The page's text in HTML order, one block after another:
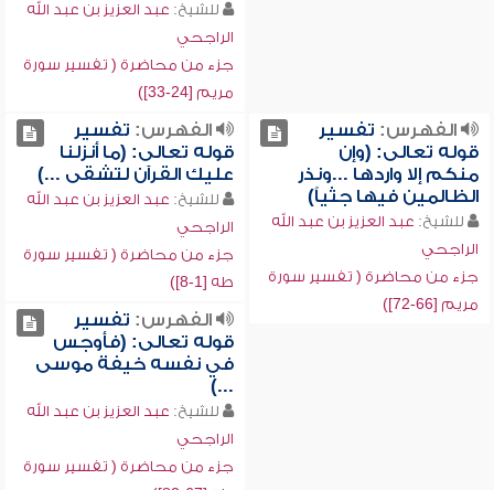
للشيخ: عبد العزيز بن عبد الله
الراجحي
جزء من محاضرة ( تفسير سورة
مريم [24-33])
الفهرس: تفسير
قوله تعالى: (وإن
منكم إلا واردها ...ونذر
الظالمين فيها جثياً)
للشيخ: عبد العزيز بن عبد الله
الراجحي
جزء من محاضرة ( تفسير سورة
مريم [66-72])
الفهرس: تفسير
قوله تعالى: (ما أنزلنا
عليك القرآن لتشقى ...)
للشيخ: عبد العزيز بن عبد الله
الراجحي
جزء من محاضرة ( تفسير سورة
طه [1-8])
الفهرس: تفسير
قوله تعالى: (فأوجس
في نفسه خيفة موسى
...)
للشيخ: عبد العزيز بن عبد الله
الراجحي
جزء من محاضرة ( تفسير سورة